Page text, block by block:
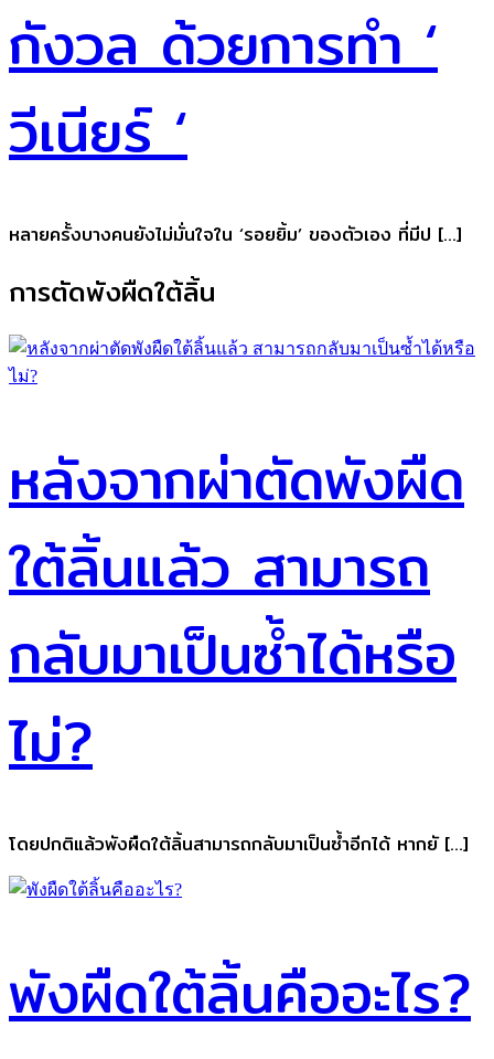
กังวล ด้วยการทำ ‘
วีเนียร์ ‘
หลายครั้งบางคนยังไม่มั่นใจใน ‘รอยยิ้ม’ ของตัวเอง ที่มีป […]
การตัดพังผืดใต้ลิ้น
หลังจากผ่าตัดพังผืด
ใต้ลิ้นแล้ว สามารถ
กลับมาเป็นซ้ำได้หรือ
ไม่?
โดยปกติแล้วพังผืดใต้ลิ้นสามารถกลับมาเป็นซ้ำอีกได้ หากยั […]
พังผืดใต้ลิ้นคืออะไร?